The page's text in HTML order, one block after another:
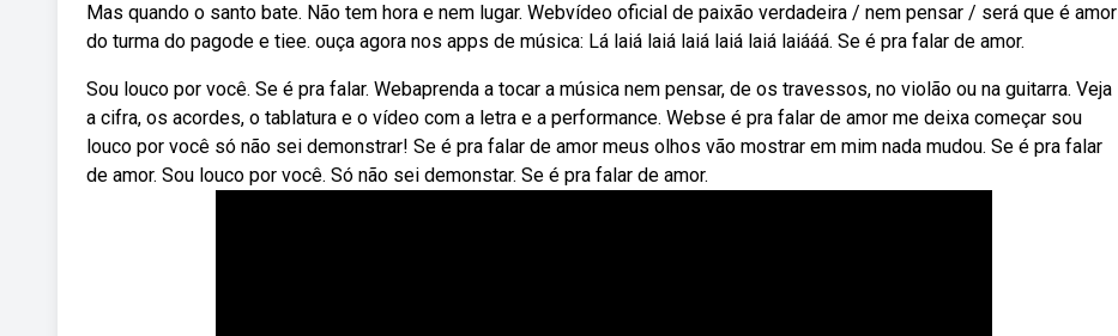
Mas quando o santo bate. Não tem hora e nem lugar. Webvídeo oficial de paixão verdadeira / nem pensar / será que é amor
do turma do pagode e tiee. ouça agora nos apps de música: Lá laiá laiá laiá laiá laiá laiááá. Se é pra falar de amor.
Sou louco por você. Se é pra falar. Webaprenda a tocar a música nem pensar, de os travessos, no violão ou na guitarra. Veja
a cifra, os acordes, o tablatura e o vídeo com a letra e a performance. Webse é pra falar de amor me deixa começar sou
louco por você só não sei demonstrar! Se é pra falar de amor meus olhos vão mostrar em mim nada mudou. Se é pra falar
de amor. Sou louco por você. Só não sei demonstar. Se é pra falar de amor.